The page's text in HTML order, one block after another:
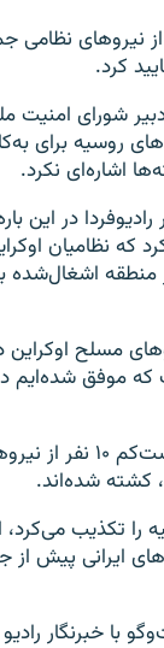
نیروهای نظامی
کرد.
شورای
روسیه برای
در این
که نظامیان
منطقه
مسلح اوکراین
موفق شده‌ایم
در ماه اکتبر رسانه‌های
کشته شده‌اند.
را تکذیب می‌کرد،
ایرانی پیش
خبرنگار رادیو